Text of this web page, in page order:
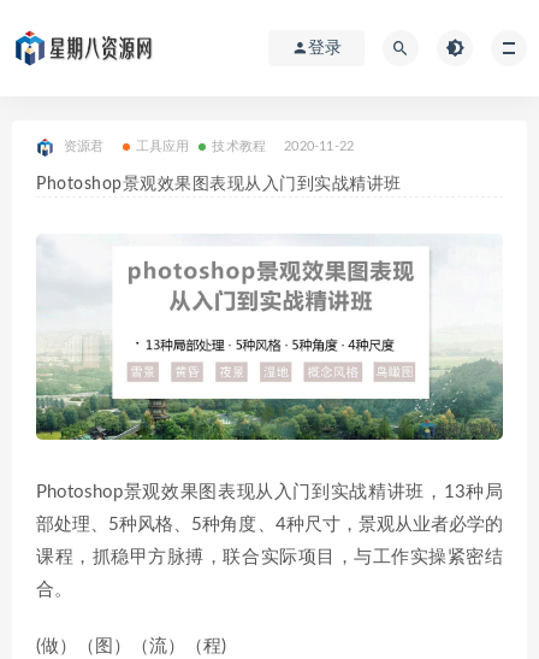
登录
资源君 工具应用 技术教程 2020-11-22
Photoshop景观效果图表现从入门到实战精讲班
Photoshop景观效果图表现从入门到实战精讲班，13种局
部处理、5种风格、5种角度、4种尺寸，景观从业者必学的
课程，抓稳甲方脉搏，联合实际项目，与工作实操紧密结
合。
(做）（图）（流）（程)